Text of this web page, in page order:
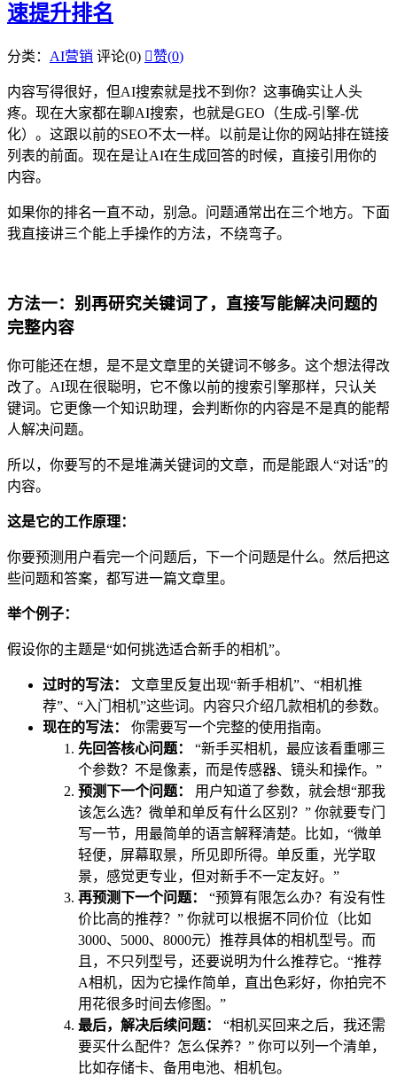
速提升排名
分类： AI营销 评论(0) 赞(0)
内容写得很好，但AI搜索就是找不到你？这事确实让人头
疼。现在大家都在聊AI搜索，也就是GEO（生成-引擎-优
化）。这跟以前的SEO不太一样。以前是让你的网站排在链接
列表的前面。现在是让AI在生成回答的时候，直接引用你的
内容。
如果你的排名一直不动，别急。问题通常出在三个地方。下面
我直接讲三个能上手操作的方法，不绕弯子。
方法一：别再研究关键词了，直接写能解决问题的
完整内容
你可能还在想，是不是文章里的关键词不够多。这个想法得改
改了。AI现在很聪明，它不像以前的搜索引擎那样，只认关
键词。它更像一个知识助理，会判断你的内容是不是真的能帮
人解决问题。
所以，你要写的不是堆满关键词的文章，而是能跟人“对话”的
内容。
这是它的工作原理：
你要预测用户看完一个问题后，下一个问题是什么。然后把这
些问题和答案，都写进一篇文章里。
举个例子：
假设你的主题是“如何挑选适合新手的相机”。
过时的写法：
文章里反复出现“新手相机”、“相机推
荐”、“入门相机”这些词。内容只介绍几款相机的参数。
现在的写法：
你需要写一个完整的使用指南。
先回答核心问题：
“新手买相机，最应该看重哪三
个参数？不是像素，而是传感器、镜头和操作。”
预测下一个问题：
用户知道了参数，就会想“那我
该怎么选？微单和单反有什么区别？” 你就要专门
写一节，用最简单的语言解释清楚。比如，“微单
轻便，屏幕取景，所见即所得。单反重，光学取
景，感觉更专业，但对新手不一定友好。”
再预测下一个问题：
“预算有限怎么办？有没有性
价比高的推荐？” 你就可以根据不同价位（比如
3000、5000、8000元）推荐具体的相机型号。而
且，不只列型号，还要说明为什么推荐它。“推荐
A相机，因为它操作简单，直出色彩好，你拍完不
用花很多时间去修图。”
最后，解决后续问题：
“相机买回来之后，我还需
要买什么配件？怎么保养？” 你可以列一个清单，
比如存储卡、备用电池、相机包。